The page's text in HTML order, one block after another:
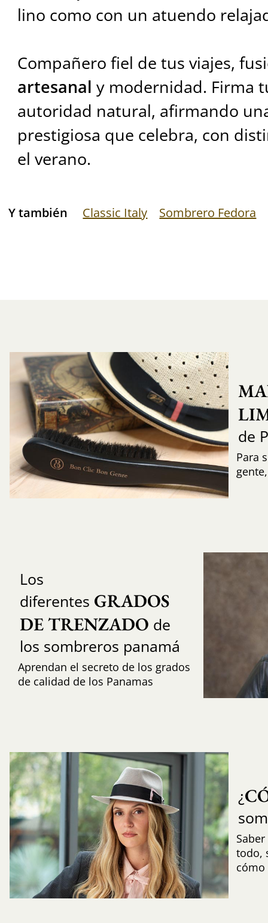
lino como con un atuendo
Compañero fiel de tus viajes,
artesanal y modernidad. Firma
autoridad natural, afirmando
prestigiosa que celebra, con
el verano.
Y también Classic Italy Sombrero Fedora
de
Para
Los
diferentes GRADOS
DE TRENZADO de
los sombreros panamá
Aprendan el secreto de los grados
de calidad de los Panamas
¿
todo,
cómo